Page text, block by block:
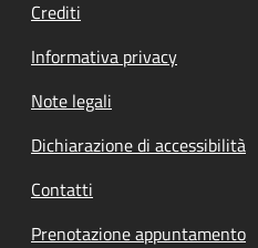
Crediti
Informativa privacy
Note legali
Dichiarazione di accessibilità
Contatti
Prenotazione appuntamento